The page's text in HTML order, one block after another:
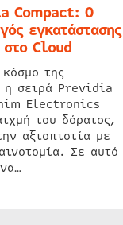
Compact: Ο
εγκατάστασης
Cloud
της
η σειρά Previdia
Electronics
του δόρατος,
αξιοπιστία με
Σε αυτό